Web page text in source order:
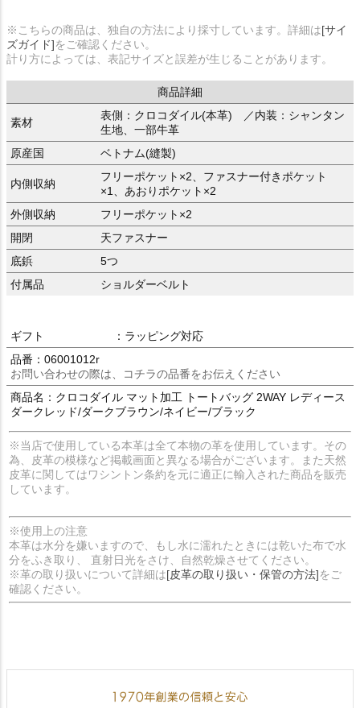
※こちらの商品は、独自の方法により採寸しています。詳細は[サイ
ズガイド]をご確認ください。
計り方によっては、表記サイズと誤差が生じることがあります。
商品詳細
素材
表側：クロコダイル(本革) ／内装：シャンタン
生地、一部牛革
原産国
ベトナム(縫製)
内側収納
フリーポケット×2、ファスナー付きポケット
×1、あおりポケット×2
外側収納
フリーポケット×2
開閉
天ファスナー
底鋲
5つ
付属品
ショルダーベルト
ギフト
：ラッピング対応
品番：06001012r
お問い合わせの際は、コチラの品番をお伝えください
商品名：クロコダイル マット加工 トートバッグ 2WAY レディース
ダークレッド/ダークブラウン/ネイビー/ブラック
※当店で使用している本革は全て本物の革を使用しています。その
為、皮革の模様など掲載画面と異なる場合がございます。また天然
皮革に関してはワシントン条約を元に適正に輸入された商品を販売
しています。
※使用上の注意
本革は水分を嫌いますので、もし水に濡れたときには乾いた布で水
分をふき取り、 直射日光をさけ、自然乾燥させてください。
※革の取り扱いについて詳細は[皮革の取り扱い・保管の方法]をご
確認ください。